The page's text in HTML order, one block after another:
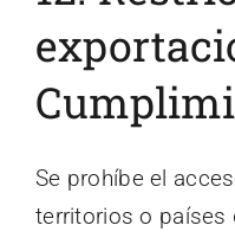
Se prohíbe el
territorios o países